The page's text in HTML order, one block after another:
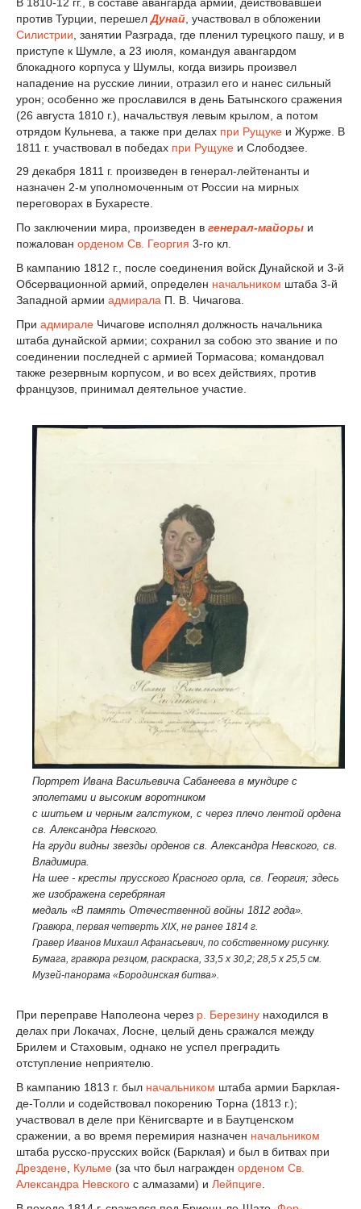
против Турции, перешелДунай , участвовал в обложении
Силистрии , занятии Разграда, где пленил турецкого пашу, и в
приступе к Шумле, а 23 июля, командуя авангардом
блокадного корпуса у Шумлы, когда визирь произвел
нападение на русские линии, отразил его и нанес сильный
урон; особенно же прославился в день Батынского сражения
(26 августа 1810 г.), начальствуя левым крылом, а потом
отрядом Кульнева, а также при делах при Рущуке и Журже. В
1811 г. участвовал в победах при Рущуке и Слободзее.
29 декабря 1811 г. произведен в генерал-лейтенанты и
назначен 2-м уполномоченным от России на мирных
переговорах в Бухаресте.
По заключении мира, произведен в генерал-майоры и
пожалован орденом Св. Георгия 3-го кл.
В кампанию 1812 г., после соединения войск Дунайской и 3-й
Обсервационной армий, определен начальником штаба 3-й
Западной армии адмирала П. В. Чичагова.
При адмирале Чичагове исполнял должность начальника
штаба дунайской армии; сохранил за собою это звание и по
соединении последней с армией Тормасова; командовал
также резервным корпусом, и во всех действиях, против
французов, принимал деятельное участие.
Портрет Ивана Васильевича Сабанеева в мундире с
эполетами и высоким воротником
с шитьем и черным галстуком, с через плечо лентой ордена
св. Александра Невского.
На груди видны звезды орденов св. Александра Невского, св.
Владимира.
На шее - кресты прусского Красного орла, св. Георгия; здесь
же изображена серебряная
медаль «В память Отечественной войны 1812 года».
Гравюра, первая четверть XIX, не ранее 1814 г.
Гравер Иванов Михаил Афанасьевич, по собственному рисунку.
Бумага, гравюра резцом, раcкраска, 33,5 x 30,2; 28,5 x 25,5 см.
Музей-панорама «Бородинская битва».
При переправе Наполеона через р. Березину находился в
делах при Локачах, Лосне, целый день сражался между
Брилем и Стаховым, однако не успел преградить
отступление неприятелю.
В кампанию 1813 г. был начальником штаба армии Барклая-
де-Толли и содействовал покорению Торна (1813 г.);
участвовал в деле при Кёнигсварте и в Баутценском
сражении, а во время перемирия назначен начальником
штаба русско-прусских войск (Барклая) и был в битвах при
Дрездене Кульме (за что был награжден орденом Св.
Александра Невского с алмазами) и Лейпциге